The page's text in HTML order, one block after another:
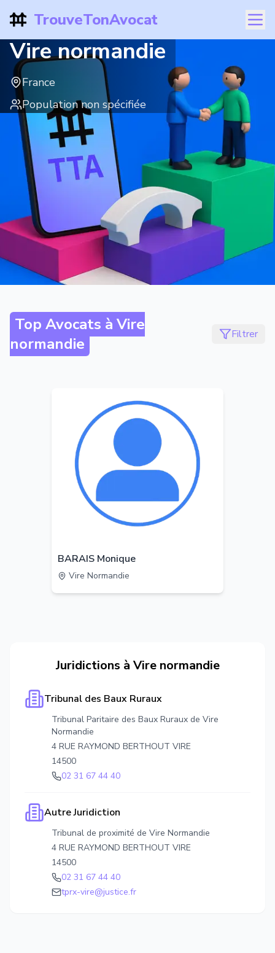
TrouveTonAvocat
Vire normandie
France
Population non spécifiée
Top Avocats à Vire
normandie
Filtrer
BARAIS Monique
Vire Normandie
Juridictions à Vire normandie
Tribunal des Baux Ruraux
Tribunal Paritaire des Baux Ruraux de Vire
Normandie
4 RUE RAYMOND BERTHOUT VIRE
14500
02 31 67 44 40
Autre Juridiction
Tribunal de proximité de Vire Normandie
4 RUE RAYMOND BERTHOUT VIRE
14500
02 31 67 44 40
tprx-vire@justice.fr